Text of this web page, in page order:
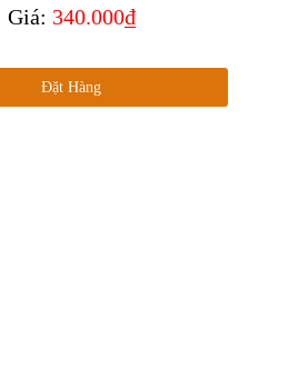
Giá: 340.000₫
Đặt Hàng